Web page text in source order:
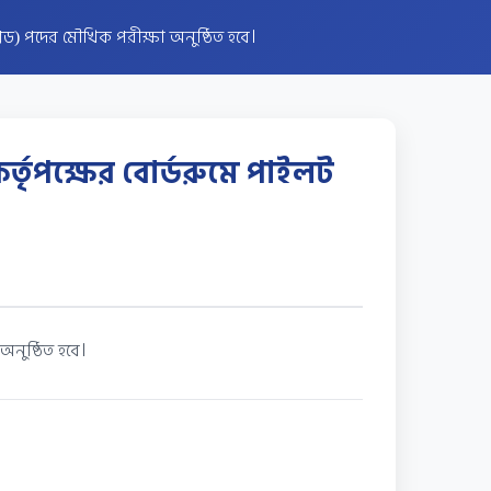
পদের মৌখিক পরীক্ষা অনুষ্ঠিত হবে।
বোর্ডরুমে পাইলট
হবে।